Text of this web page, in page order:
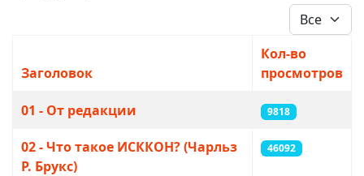
Кол-во
Заголовок
Кол-во
просмотров
01 - От редакции 9818
02 - Что такое ИСККОН? (Чарльз
Р. Брукс)
46092